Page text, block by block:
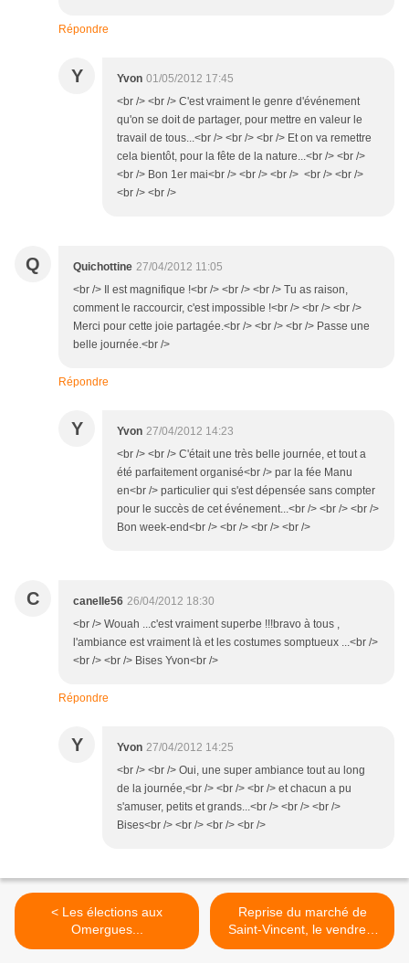
Répondre
Y Yvon 01/05/2012 17:45
<br /> <br /> C'est vraiment le genre d'événement
qu'on se doit de partager, pour mettre en valeur le
travail de tous...<br /> <br /> <br /> Et on va remettre
cela bientôt, pour la fête de la nature...<br /> <br />
<br /> Bon 1er mai<br /> <br /> <br /> <br /> <br />
<br /> <br />
Q Quichottine 27/04/2012 11:05
<br /> Il est magnifique !<br /> <br /> <br /> Tu as raison,
comment le raccourcir, c'est impossible !<br /> <br /> <br />
Merci pour cette joie partagée.<br /> <br /> <br /> Passe une
belle journée.<br />
Répondre
Y Yvon 27/04/2012 14:23
<br /> <br /> C'était une très belle journée, et tout a
été parfaitement organisé<br /> par la fée Manu
en<br /> particulier qui s'est dépensée sans compter
pour le succès de cet événement...<br /> <br /> <br />
Bon week-end<br /> <br /> <br /> <br />
C canelle56 26/04/2012 18:30
<br /> Wouah ...c'est vraiment superbe !!!bravo à tous ,
l'ambiance est vraiment là et les costumes somptueux ...<br />
<br /> <br /> Bises Yvon<br />
Répondre
Y Yvon 27/04/2012 14:25
<br /> <br /> Oui, une super ambiance tout au long
de la journée,<br /> <br /> <br /> et chacun a pu
s'amuser, petits et grands...<br /> <br /> <br />
Bises<br /> <br /> <br /> <br />
< Les élections aux
Omergues...
Reprise du marché de
Saint-Vincent, le vendredi
27 avril... >